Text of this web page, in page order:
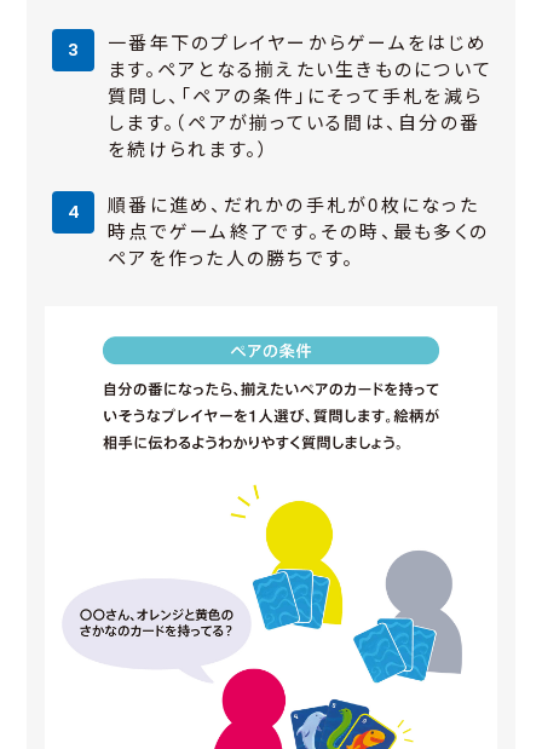
一番年下のプレイヤーからゲームをはじめ
ます。ペアとなる揃えたい生きものについて
質問し、「ペアの条件」にそって手札を減ら
します。（ペアが揃っている間は、自分の番
を続けられます。）
順番に進め、だれかの手札が0枚になった
時点でゲーム終了です。その時、最も多くの
ペアを作った人の勝ちです。